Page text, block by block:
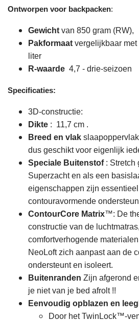
Ontworpen voor backpacken:
Gewicht van 850 gram (RW),
Pakformaat vergelijkbaar
liter
R-waarde 4,7 - drie-seizoen
Specificaties:
3D-constructie:
Dikte : 11,7 cm .
Breed en vlak
dus geschikt voor eigenlijk
Speciale Buitenstof: Stretch
Superzacht en als een
eigenschappen zijn
contouravormende
ContourCore Matrix™: De
constructie van de
comfortverhogende
NeoLoft zich aanpast aan de
ondersteunt en isoleert.
Buitenranden Zijn afgerond
je niet van je bed afrolt !!
Eenvoudig opblazen en
Door het TwinLock™-